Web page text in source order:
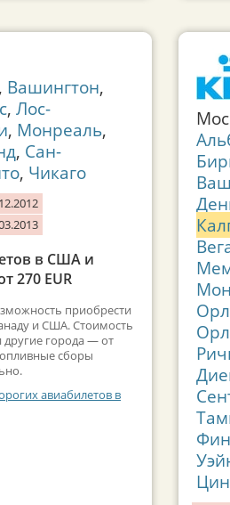
, Вашингтон,
, Лос-
, Монреаль,
, Сан-
, Чикаго
в США и
270 EUR
приобрести
и США. Стоимость
города — от
сборы
авиабилетов в